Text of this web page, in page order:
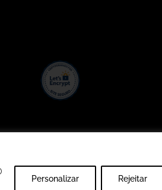
Personalizar Rejeitar